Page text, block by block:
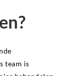
team is